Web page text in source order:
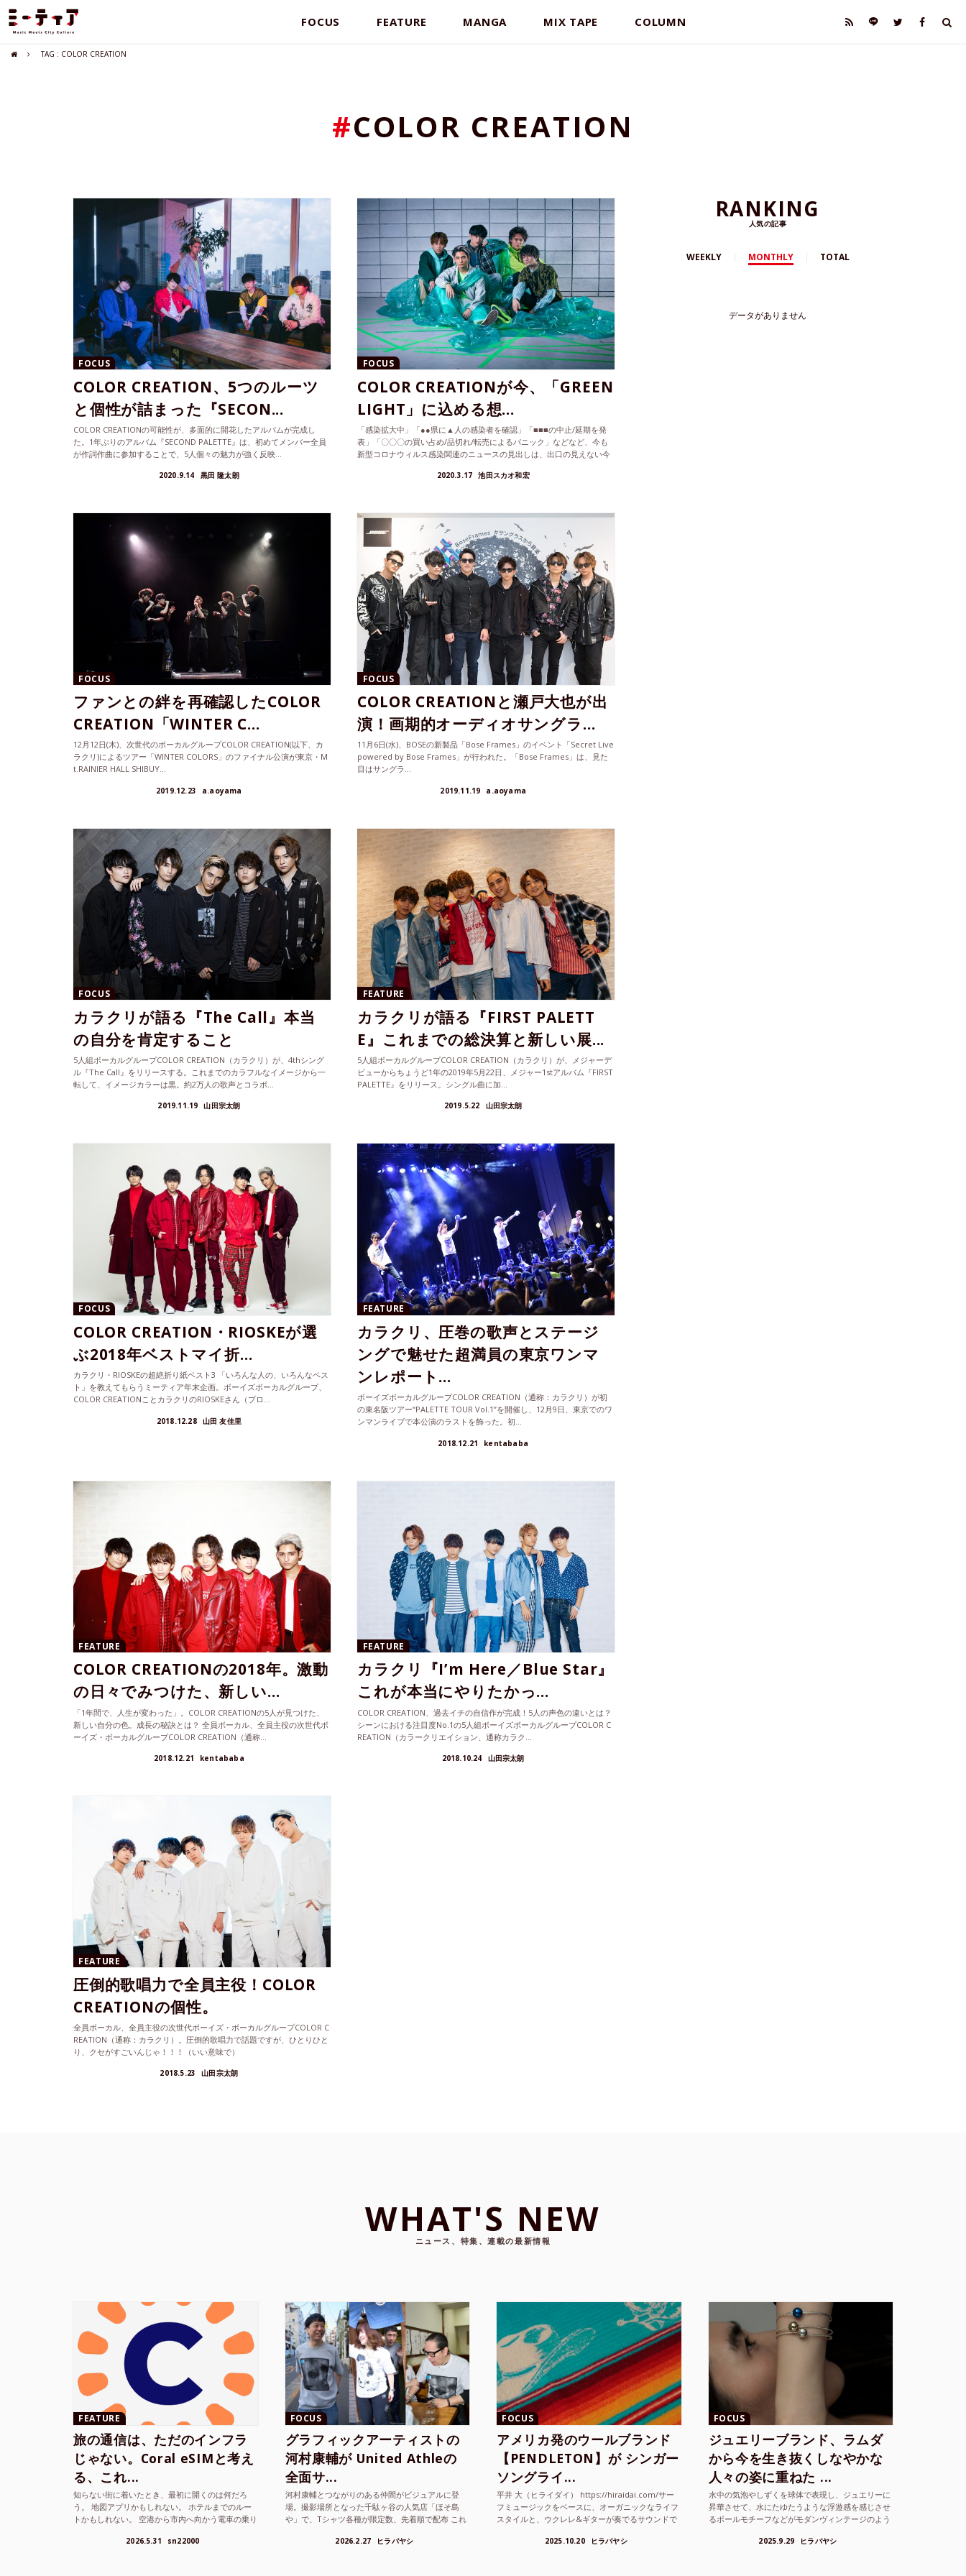
FOCUS FEATURE MANGA MIX TAPE COLUMN
TAG : COLOR CREATION
#COLOR CREATION
FOCUS
COLOR CREATION、5つのルーツ
と個性が詰まった『SECON...
COLOR CREATIONの可能性が、多面的に開花したアルバムが完成し
た。1年ぶりのアルバム『SECOND PALETTE』は、初めてメンバー全員
が作詞作曲に参加することで、5人個々の魅力が強く反映...
2020.9.14 黒田 隆太朗
FOCUS
COLOR CREATIONが今、「GREEN
LIGHT」に込める想...
「感染拡大中」「●●県に▲人の感染者を確認」「■■■の中止/延期を発
表」「〇〇〇の買い占め/品切れ/転売によるパニック」などなど、今も
新型コロナウィルス感染関連のニュースの見出しは、出口の見えない今
2020.3.17 池田スカオ和宏
FOCUS
ファンとの絆を再確認したCOLOR
CREATION「WINTER C...
12月12日(木)、次世代のボーカルグループCOLOR CREATION(以下、カ
ラクリ)によるツアー「WINTER COLORS」のファイナル公演が東京・M
t.RAINIER HALL SHIBUY...
2019.12.23 a.aoyama
FOCUS
COLOR CREATIONと瀬戸大也が出
演！画期的オーディオサングラ...
11月6日(水)、BOSEの新製品「Bose Frames」のイベント「Secret Live
powered by Bose Frames」が行われた。「Bose Frames」は、見た
目はサングラ...
2019.11.19 a.aoyama
FOCUS
カラクリが語る『The Call』本当
の自分を肯定すること
5人組ボーカルグループCOLOR CREATION（カラクリ）が、4thシング
ル『The Call』をリリースする。これまでのカラフルなイメージから一
転して、イメージカラーは黒。約2万人の歌声とコラボ...
2019.11.19 山田宗太朗
FEATURE
カラクリが語る『FIRST PALETT
E』これまでの総決算と新しい展...
5人組ボーカルグループCOLOR CREATION（カラクリ）が、メジャーデ
ビューからちょうど1年の2019年5月22日、メジャー1stアルバム『FIRST
PALETTE』をリリース。シングル曲に加...
2019.5.22 山田宗太朗
FOCUS
COLOR CREATION・RIOSKEが選
ぶ2018年ベストマイ折...
カラクリ・RIOSKEの超絶折り紙ベスト3 「いろんな人の、いろんなベス
ト」を教えてもらうミーティア年末企画。ボーイズボーカルグループ、
COLOR CREATIONことカラクリのRIOSKEさん（プロ...
2018.12.28 山田 友佳里
FEATURE
カラクリ、圧巻の歌声とステージ
ングで魅せた超満員の東京ワンマ
ンレポート...
ボーイズボーカルグループCOLOR CREATION（通称：カラクリ）が初
の東名阪ツアー“PALETTE TOUR Vol.1”を開催し、12月9日、東京でのワ
ンマンライブで本公演のラストを飾った。初...
2018.12.21 kentababa
FEATURE
COLOR CREATIONの2018年。激動
の日々でみつけた、新しい...
「1年間で、人生が変わった」。COLOR CREATIONの5人が見つけた、
新しい自分の色。成長の秘訣とは？ 全員ボーカル、全員主役の次世代ボ
ーイズ・ボーカルグループCOLOR CREATION（通称...
2018.12.21 kentababa
FEATURE
カラクリ『I’m Here／Blue Star』
これが本当にやりたかっ...
COLOR CREATION、過去イチの自信作が完成！5人の声色の違いとは？
シーンにおける注目度No.1の5人組ボーイズボーカルグループCOLOR C
REATION（カラークリエイション、通称カラク...
2018.10.24 山田宗太朗
FEATURE
圧倒的歌唱力で全員主役！COLOR
CREATIONの個性。
全員ボーカル、全員主役の次世代ボーイズ・ボーカルグループCOLOR C
REATION（通称：カラクリ）。圧倒的歌唱力で話題ですが、ひとりひと
り、クセがすごいんじゃ！！！（いい意味で）
2018.5.23 山田宗太朗
RANKING
人気の記事
WEEKLY MONTHLY TOTAL
データがありません
WHAT'S NEW
ニュース、特集、連載の最新情報
FEATURE
旅の通信は、ただのインフラ
じゃない。Coral eSIMと考え
る、これ...
知らない街に着いたとき、最初に開くのは何だろ
う。 地図アプリかもしれない。 ホテルまでのルー
トかもしれない。 空港から市内へ向かう電車の乗り
て、その街の空...2026.5.31 sn22000
FOCUS
グラフィックアーティストの
河村康輔が United Athleの
全面サ...
河村康輔とつながりのある仲間がビジュアルに登
場。撮影場所となった千駄ヶ谷の人気店「ほそ島
や」で、Tシャツ各種が限定数、先着順で配布 これ
2026.2.27 ヒラバヤシ
FOCUS
アメリカ発のウールブランド
【PENDLETON】が シンガー
ソングライ...
平井 大（ヒライダイ） https://hiraidai.com/サー
フミュージックをベースに、オーガニックなライフ
スタイルと、ウクレレ&ギターが奏でるサウンドで
2025.10.20 ヒラバヤシ
FOCUS
ジュエリーブランド、ラムダ
から今を生き抜くしなやかな
人々の姿に重ねた ...
水中の気泡やしずくを球体で表現し、ジュエリーに
昇華させて、水にたゆたうような浮遊感を感じさせ
るボールモチーフなどがモダンヴィンテージのよう
2025.9.29 ヒラバヤシ